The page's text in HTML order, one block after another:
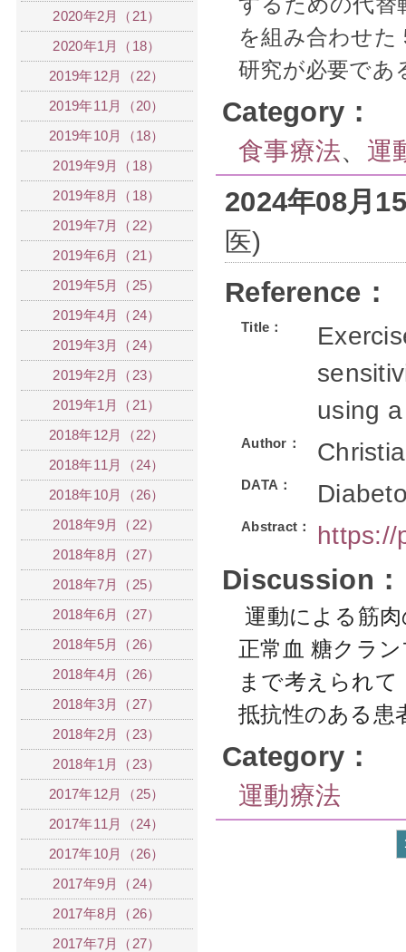
を組み合わせ
研究が必要であ
Category：
食事療法、 運
2024年08月
医)
Reference：
Title：
using
Author：
DATA：
Abstract： https://
Discussion：
運動による筋
正常血 糖クラ
まで考えられ
抵抗性のある患
Category：
運動療法
2020年2月（21）
2020年1月（18）
2019年12月（22）
2019年11月（20）
2019年10月（18）
2019年9月（18）
2019年8月（18）
2019年7月（22）
2019年6月（21）
2019年5月（25）
2019年4月（24）
2019年3月（24）
2019年2月（23）
2019年1月（21）
2018年12月（22）
2018年11月（24）
2018年10月（26）
2018年9月（22）
2018年8月（27）
2018年7月（25）
2018年6月（27）
2018年5月（26）
2018年4月（26）
2018年3月（27）
2018年2月（23）
2018年1月（23）
2017年12月（25）
2017年11月（24）
2017年10月（26）
2017年9月（24）
2017年8月（26）
2017年7月（27）